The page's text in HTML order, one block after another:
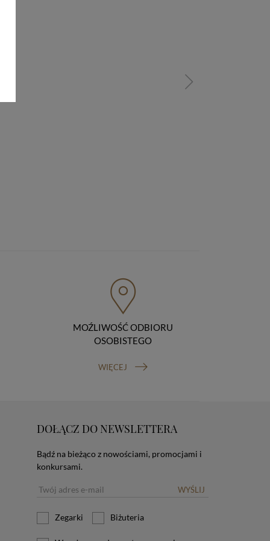
MOŹLIWOŚĆ ODBIORU
OSOBISTEGO
WIĘCEJ
DOŁĄCZ DO NEWSLETTERA
Bądź na bieżąco z nowościami, promocjami i
konkursami.
WYŚLIJ
Zegarki Biżuteria